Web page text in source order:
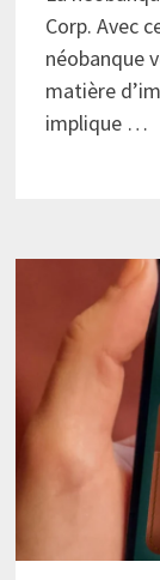
Corp. Avec
néobanque
matière
implique …